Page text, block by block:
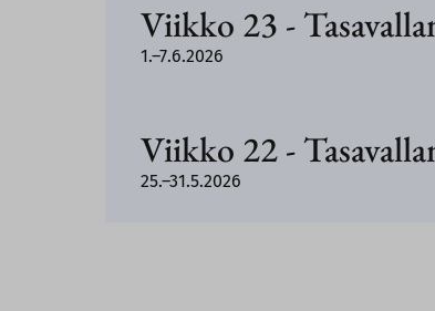
Viikko 23 -
1.–7.6.2026
Viikko 22-
25.–31.5.2026